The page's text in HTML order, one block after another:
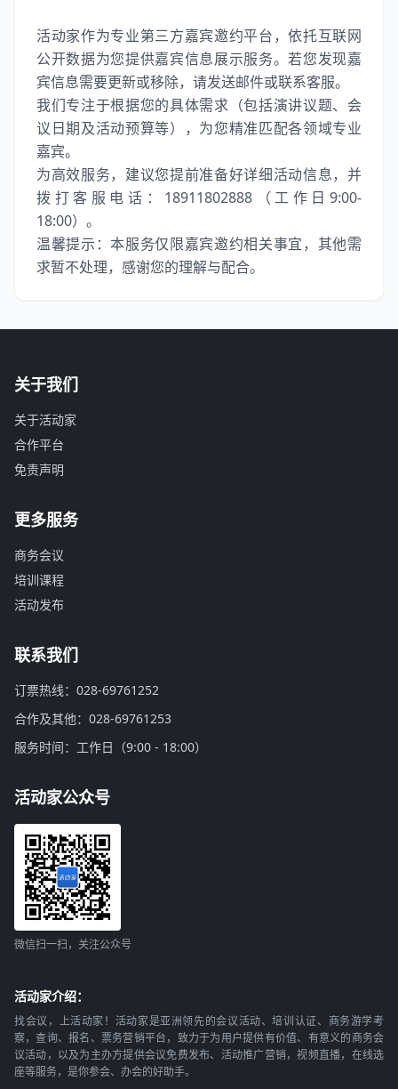
活动家作为专业第三方嘉宾邀约平台，依托互联网
公开数据为您提供嘉宾信息展示服务。若您发现嘉
宾信息需要更新或移除，请发送邮件或联系客服。
我们专注于根据您的具体需求（包括演讲议题、会
议日期及活动预算等），为您精准匹配各领域专业
嘉宾。
为高效服务，建议您提前准备好详细活动信息，并
拨打客服电话：18911802888（工作日9:00-
18:00）。
温馨提示：本服务仅限嘉宾邀约相关事宜，其他需
求暂不处理，感谢您的理解与配合。
关于我们
关于活动家
合作平台
免责声明
更多服务
商务会议
培训课程
活动发布
联系我们
订票热线：028-69761252
合作及其他：028-69761253
服务时间：工作日（9:00 - 18:00）
活动家公众号
微信扫一扫，关注公众号
活动家介绍：
找会议，上活动家！活动家是亚洲领先的会议活动、培训认证、商务游学考
察，查询、报名、票务营销平台，致力于为用户提供有价值、有意义的商务会
议活动，以及为主办方提供会议免费发布、活动推广营销，视频直播，在线选
座等服务，是你参会、办会的好助手。